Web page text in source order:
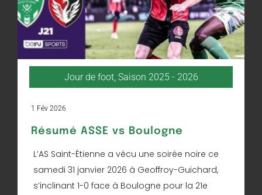
Jour de foot, Saison 2025 - 2026
1 Fév 2026
Résumé ASSE vs Boulogne
L’AS Saint-Étienne a vécu une soirée noire ce
samedi 31 janvier 2026 à Geoffroy-Guichard,
s’inclinant 1-0 face à Boulogne pour la 21e